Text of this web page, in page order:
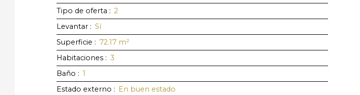
Tipo de oferta : 2
Levantar : Sí
Superficie : 72.17 m²
Habitaciones : 3
Baño : 1
Estado externo : En buen estado